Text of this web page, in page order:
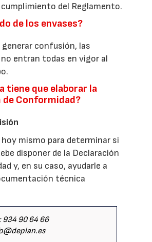
del Reglamento.
de los envases?
generar confusión, las
entran todas en vigor al
tiene que elaborar la
de Conformidad?
mismo para determinar si
disponer de la Declaración
y, en su caso, ayudarle a
técnica
934 90 64 66